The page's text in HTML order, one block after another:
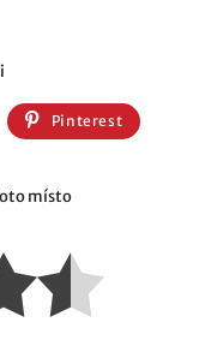
místo
Pinterest